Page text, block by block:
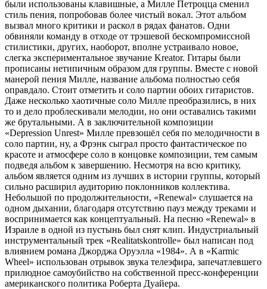
были использованы клавишные, а Милле Петроцца сменил
стиль пения, попробовав более чистый вокал. Этот альбом
вызвал много критики и раскол в рядах фанатов. Одни
обвиняли команду в отходе от трэшевой бескомпромиссной
стилистики, других, наоборот, вполне устраивало новое,
слегка экспериментальное звучание Kreator. Гитары были
прописаны нетипичным образом для группы. Вместе с новой
манерой пения Милле, название альбома полностью себя
оправдало. Стоит отметить и соло партии обоих гитаристов.
Даже несколько хаотичные соло Милле преобразились, в них
то и дело проблескивали мелодии, но они оставались такими
же брутальными. А в заключительной композиции
«Depression Unrest» Милле превзошёл себя по мелодичности в
соло партии, ну, а Фрэнк сыграл просто фантастическое по
красоте и атмосфере соло в концовке композиции, тем самым
подведя альбом к завершению. Несмотря на всю критику,
альбом является одним из лучших в истории группы, который
сильно расширил аудиторию поклонников коллектива.
Небольшой по продолжительности, «Renewal» слушается на
одном дыхании, благодаря отсутствию пауз между треками и
воспринимается как концептуальный. На песню «Renewal» в
Израиле в одной из пустынь был снят клип. Индустриальный
инструментальный трек «Realitatskontrolle» был написан под
влиянием романа Джорджа Оруэлла «1984». А в «Karmic
Wheel» использован отрывок звука телеэфира, запечатлевшего
прилюдное самоубийство на собственной пресс-конференции
американского политика Роберта Дуайера.